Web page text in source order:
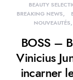
BEAUTY
BREAKING NEWS
NOUVEAUTÉS
BOSS –
Vinicius
incarner